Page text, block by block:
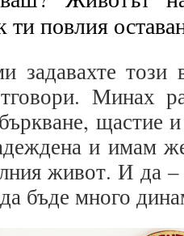
ти повлия
задавахте този
Минах
щастие
и имам
живот. И да
бъде много